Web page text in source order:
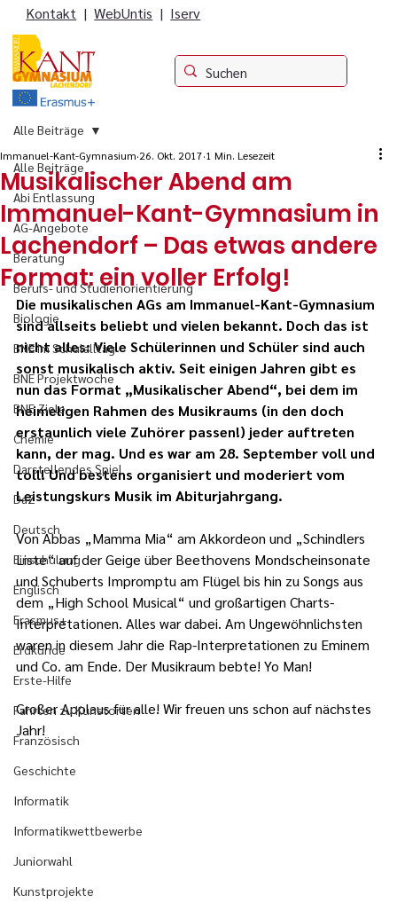
Kontakt |WebUntis | Iserv
Alle Beiträge
Abi Entlassung
AG-Angebote
Beratung
Berufs- und Studienorientierung
Biologie
BNE im Schulalltag
BNE Projektwoche
BNE Ziele
Chemie
Darstellendes Spiel
DaZ
Deutsch
Einschulung
Englisch
Erasmus+
Erdkunde
Erste-Hilfe
Fahrten zu Kunstorten
Französisch
Geschichte
Informatik
Informatikwettbewerbe
Juniorwahl
Kunstprojekte
Alle Beiträge
Musikalischer Abend am
Immanuel-Kant-Gymnasium in
Lachendorf – Das etwas andere
Format: ein voller Erfolg!
Immanuel-Kant-Gymnasium 26. Okt. 2017 1 Min. Lesezeit
Die musikalischen AGs am Immanuel-Kant-Gymnasium
sind allseits beliebt und vielen bekannt. Doch das ist
nicht alles: Viele Schülerinnen und Schüler sind auch
sonst musikalisch aktiv. Seit einigen Jahren gibt es
nun das Format „Musikalischer Abend“, bei dem im
heimeligen Rahmen des Musikraums (in den doch
erstaunlich viele Zuhörer passen!) jeder auftreten
kann, der mag. Und es war am 28. September voll und
toll! Und bestens organisiert und moderiert vom
Leistungskurs Musik im Abiturjahrgang.
Von Abbas „Mamma Mia“ am Akkordeon und „Schindlers
Liste“ auf der Geige über Beethovens Mondscheinsonate
und Schuberts Impromptu am Flügel bis hin zu Songs aus
dem „High School Musical“ und großartigen Charts-
Interpretationen. Alles war dabei. Am Ungewöhnlichsten
waren in diesem Jahr die Rap-Interpretationen zu Eminem
und Co. am Ende. Der Musikraum bebte! Yo Man!
Großer Applaus für alle! Wir freuen uns schon auf nächstes
Jahr!